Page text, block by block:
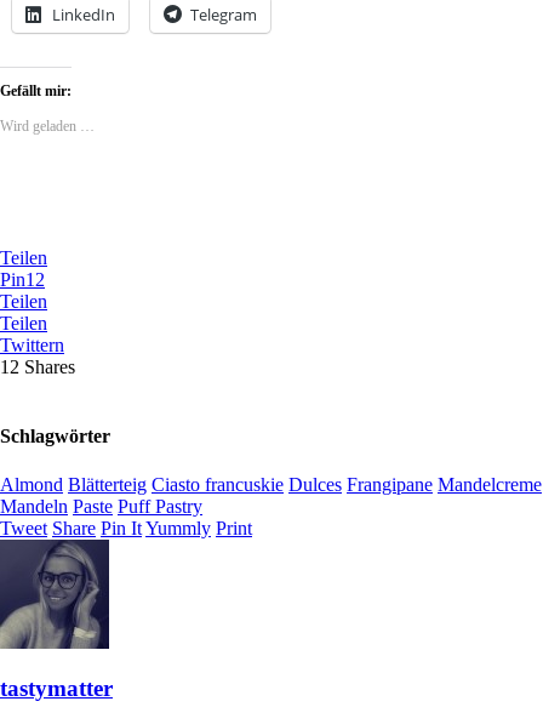
LinkedIn Telegram
Gefällt mir:
Wird geladen …
Teilen
Pin12
Teilen
Teilen
Twittern
12 Shares
Schlagwörter
Almond Blätterteig Ciasto francuskie Dulces Frangipane Mandelcreme
Mandeln Paste Puff Pastry
Tweet Share Pin ItYummly Print
tastymatter